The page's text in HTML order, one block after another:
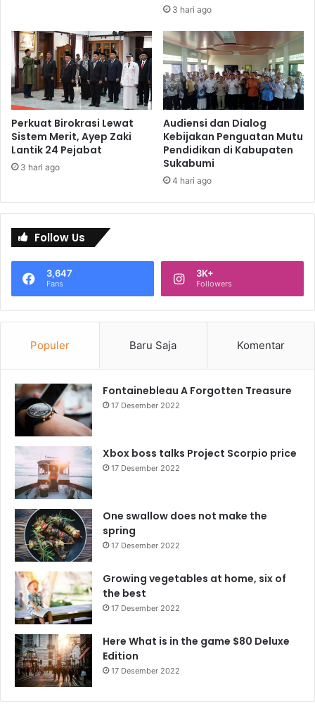
3 hari ago
Perkuat Birokrasi Lewat
Sistem Merit, Ayep Zaki
Lantik 24 Pejabat
3 hari ago
Audiensi dan Dialog
Kebijakan Penguatan Mutu
Pendidikan di Kabupaten
Sukabumi
4 hari ago
Follow Us
3,647
Fans
3K+
Followers
Populer Baru Saja Komentar
Fontainebleau A Forgotten Treasure
17 Desember 2022
Xbox boss talks Project Scorpio price
17 Desember 2022
One swallow does not make the
spring
17 Desember 2022
Growing vegetables at home, six of
the best
17 Desember 2022
Here What is in the game $80 Deluxe
Edition
17 Desember 2022